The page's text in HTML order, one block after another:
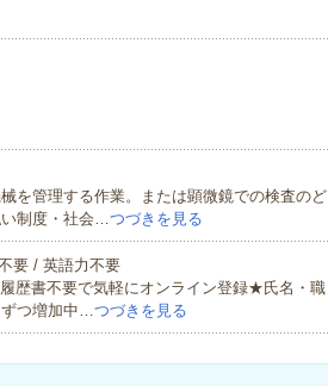
を管理する作業。または顕微鏡での検査のど
制度・社会…つづきを見る
要 / 英語力不要
歴書不要で気軽にオンライン登録★氏名・職
つ増加中…つづきを見る